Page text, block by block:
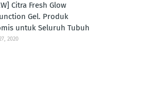
Citra Fresh Glow
Gel. Produk
untuk Seluruh Tubuh
2020